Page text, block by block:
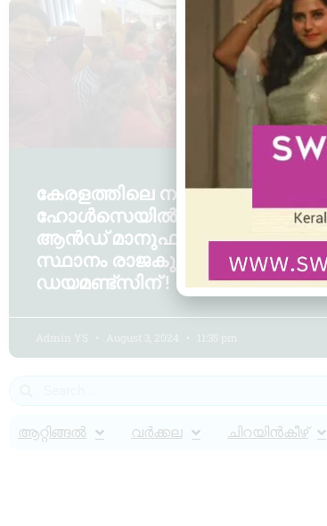
BUSINESS
കേരളത്തിലെ നമ്പർ വൺ
ഹോൾസെയിൽ ജുവലേഴ്‌സ്
ആൻഡ് മാനുഫാക്ചേഴ്‌സ്
സ്ഥാനം രാജകുമാരി ഗോൾഡ് &
ഡയമണ്ട്സിന് !
Admin YS August 3, 2024 11:35 pm
ആറ്റിങ്ങൽ വർക്കല ചിറയിൻകീഴ്